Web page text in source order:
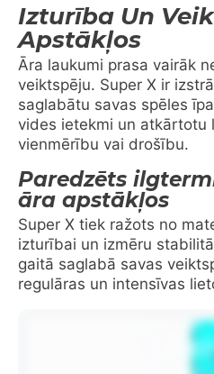
Izturība Un
Apstākļos
Āra laukumi prasa vairāk
veiktspēju. Super X ir
saglabātu savas spēles
vides ietekmi un atkārtotu
vienmērību vai drošību.
Paredzēts
āra apstākļos
Super X tiek ražots no
izturībai un izmēru
gaitā saglabā savas
regulāras un intensīvas